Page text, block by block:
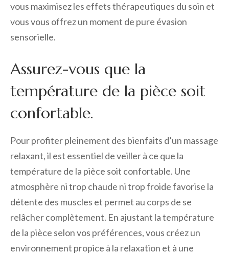
vous maximisez les effets thérapeutiques du soin et
vous vous offrez un moment de pure évasion
sensorielle.
Assurez-vous que la
température de la pièce soit
confortable.
Pour profiter pleinement des bienfaits d’un massage
relaxant, il est essentiel de veiller à ce que la
température de la pièce soit confortable. Une
atmosphère ni trop chaude ni trop froide favorise la
détente des muscles et permet au corps de se
relâcher complètement. En ajustant la température
de la pièce selon vos préférences, vous créez un
environnement propice à la relaxation et à une